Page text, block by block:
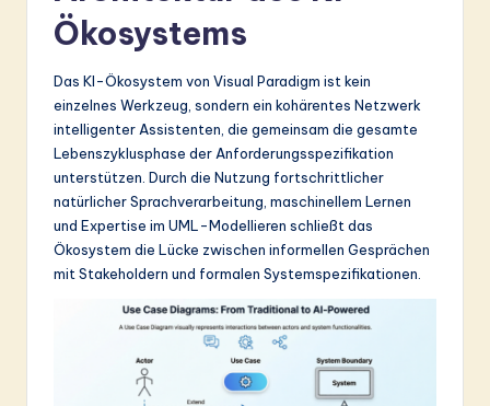
Ökosystems
Das KI-Ökosystem von Visual Paradigm ist kein
einzelnes Werkzeug, sondern ein kohärentes Netzwerk
intelligenter Assistenten, die gemeinsam die gesamte
Lebenszyklusphase der Anforderungsspezifikation
unterstützen. Durch die Nutzung fortschrittlicher
natürlicher Sprachverarbeitung, maschinellem Lernen
und Expertise im UML-Modellieren schließt das
Ökosystem die Lücke zwischen informellen Gesprächen
mit Stakeholdern und formalen Systemspezifikationen.